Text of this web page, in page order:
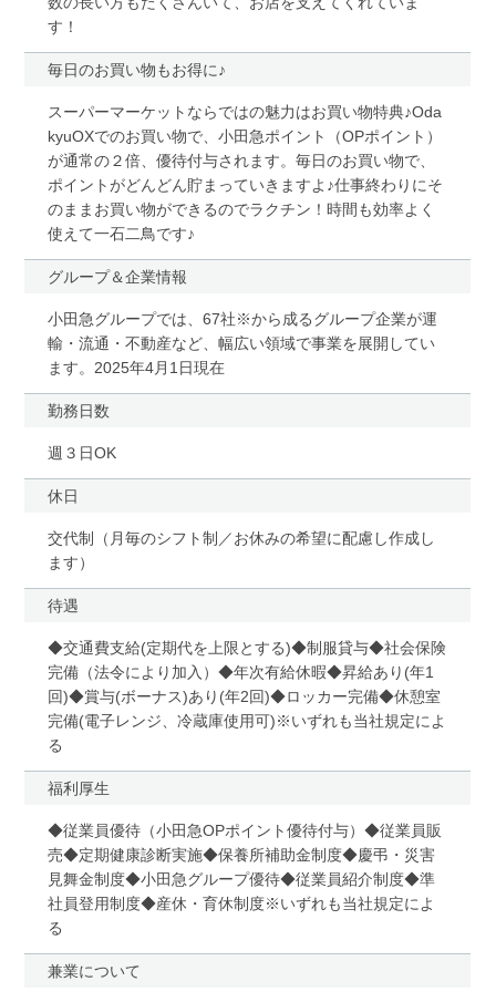
す！
毎日のお買い物もお得に♪
スーパーマーケットならではの魅力はお買い物特典♪Oda
kyuOXでのお買い物で、小田急ポイント（OPポイント）
が通常の２倍、優待付与されます。毎日のお買い物で、
ポイントがどんどん貯まっていきますよ♪仕事終わりにそ
のままお買い物ができるのでラクチン！時間も効率よく
使えて一石二鳥です♪
グループ＆企業情報
小田急グループでは、67社※から成るグループ企業が運
輸・流通・不動産など、幅広い領域で事業を展開してい
ます。2025年4月1日現在
勤務日数
週３日OK
休日
交代制（月毎のシフト制／お休みの希望に配慮し作成し
ます）
待遇
◆交通費支給(定期代を上限とする)◆制服貸与◆社会保険
完備（法令により加入）◆年次有給休暇◆昇給あり(年1
回)◆賞与(ボーナス)あり(年2回)◆ロッカー完備◆休憩室
完備(電子レンジ、冷蔵庫使用可)※いずれも当社規定によ
る
福利厚生
◆従業員優待（小田急OPポイント優待付与）◆従業員販
売◆定期健康診断実施◆保養所補助金制度◆慶弔・災害
見舞金制度◆小田急グループ優待◆従業員紹介制度◆準
社員登用制度◆産休・育休制度※いずれも当社規定によ
る
兼業について